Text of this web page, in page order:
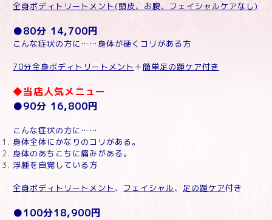
全身ボディトリートメント(頭皮、お腹、フェイシャルケアなし)
●80分 14,700円
こんな症状の方に……身体が硬くコリがある方
70分全身ボディトリートメント ＋簡単足の踵ケア付き
◆当店人気メニュー
●90分 16,800円
こんな症状の方に……
身体全体にかなりのコリがある。
身体のあちこちに痛みがある。
浮腫を自覚している方
全身ボディトリートメント、 フェイシャル、 足の踵ケア付き
●100分18,900円